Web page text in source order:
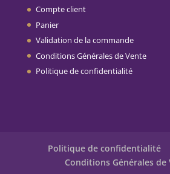
Compte client
Panier
Validation de la commande
Conditions Générales de Vente
Politique de confidentialité
Politique de confidentialité
Conditions Générales de